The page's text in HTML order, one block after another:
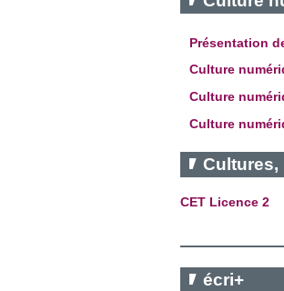
Présentation
Culture
Culture
Culture
Cultures,
CET Licence 2
écri+